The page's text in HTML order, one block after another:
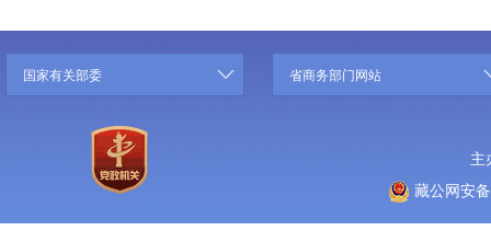
国家有关部委 省商务部门网站
主
藏公网安